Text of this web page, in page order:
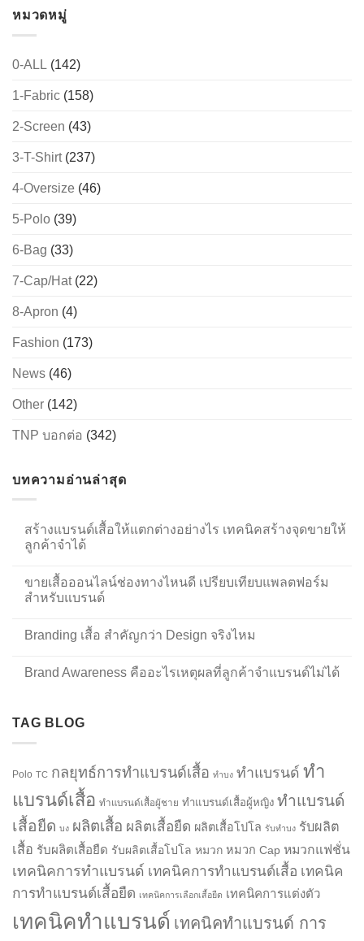
หมวดหมู่
0-ALL (142)
1-Fabric (158)
2-Screen (43)
3-T-Shirt(237)
4-Oversize (46)
5-Polo (39)
6-Bag (33)
7-Cap/Hat(22)
8-Apron (4)
Fashion (173)
News (46)
Other (142)
TNP บอกต่อ (342)
บทความอ่านล่าสุด
สร้างแบรนด์เสื้อให้แตกต่างอย่างไร เทคนิคสร้างจุดขายให้
ลูกค้าจำได้
ขายเสื้อออนไลน์ช่องทางไหนดี เปรียบเทียบแพลตฟอร์ม
สำหรับแบรนด์
Branding เสื้อ สำคัญกว่า Design จริงไหม
Brand Awareness คืออะไรเหตุผลที่ลูกค้าจำแบรนด์ไม่ได้
TAG BLOG
Polo TC กลยุทธ์การทำแบรนด์เสื้อ ทำบง ทำแบรนด์ ทำ
แบรนด์เสื้อ ทำแบรนด์เสื้อผู้ชาย ทำแบรนด์เสื้อผู้หญิง ทำแบรนด์
เสื้อยืด บง ผลิตเสื้อ ผลิตเสื้อยืด ผลิตเสื้อโปโล รับทำบง รับผลิต
เสื้อ รับผลิตเสื้อยืด รับผลิตเสื้อโปโล หมวก หมวก Cap หมวกแฟชั่น
เทคนิคการทำแบรนด์ เทคนิคการทำแบรนด์เสื้อ เทคนิค
การทำแบรนด์เสื้อยืด เทคนิคการเลือกเสื้อยืด เทคนิคการแต่งตัว
เทคนิคทำแบรนด์ เทคนิคทำแบรนด์ การ